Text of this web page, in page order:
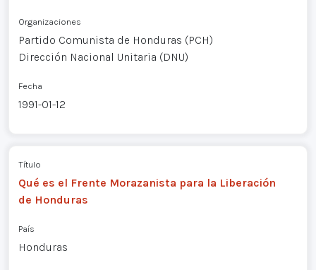
Organizaciones
Partido Comunista de Honduras (PCH)
Dirección Nacional Unitaria (DNU)
Fecha
1991-01-12
Título
Qué es el Frente Morazanista para la Liberación
de Honduras
País
Honduras